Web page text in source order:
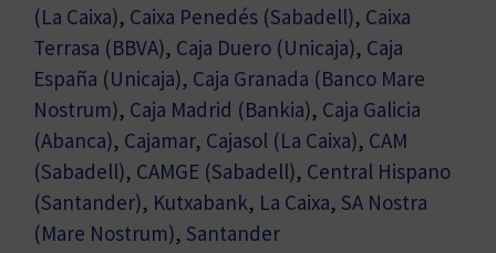
(La Caixa), Caixa Penedés (Sabadell), Caixa
Terrasa (BBVA), Caja Duero (Unicaja), Caja
España (Unicaja), Caja Granada (Banco Mare
Nostrum), Caja Madrid (Bankia), Caja Galicia
(Abanca), Cajamar, Cajasol (La Caixa), CAM
(Sabadell), CAMGE (Sabadell), Central Hispano
(Santander), Kutxabank, La Caixa, SA Nostra
(Mare Nostrum), Santander